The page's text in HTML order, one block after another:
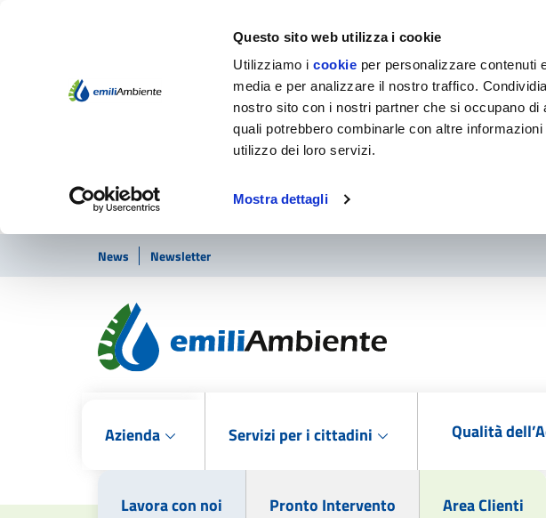
Questo sito web utilizza i cookie
Utilizziamo icookie per personalizzare contenuti
media e per analizzare il nostro traffico.
nostro sito con i nostri partner che si occupano
quali potrebbero combinarle con altre
utilizzo dei loro servizi.
Mostra dettagli
News Newsletter
Azienda Servizi per i cittadini Qualità
Lavora con noi Pronto Intervento Area Clienti